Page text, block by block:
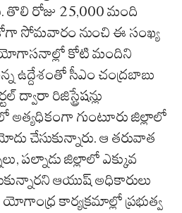
తొలి రోజు 25,000 మంది
సోమవారం నుంచి ఈ సంఖ్య
కోటి మందిని
ఉద్దేశంతో సీఎం చంద్రబాబు
రిజిస్ట్రేషన్లు
అత్యధికంగా గుంటూరు జిల్లాలో
చేసుకున్నారు. ఆ తరువాత
పల్నాడు జిల్లాలో ఎక్కువ
ఆయుష్ అధికారులు
యోగాంధ్ర కార్యక్రమాల్లో ప్రభుత్వ